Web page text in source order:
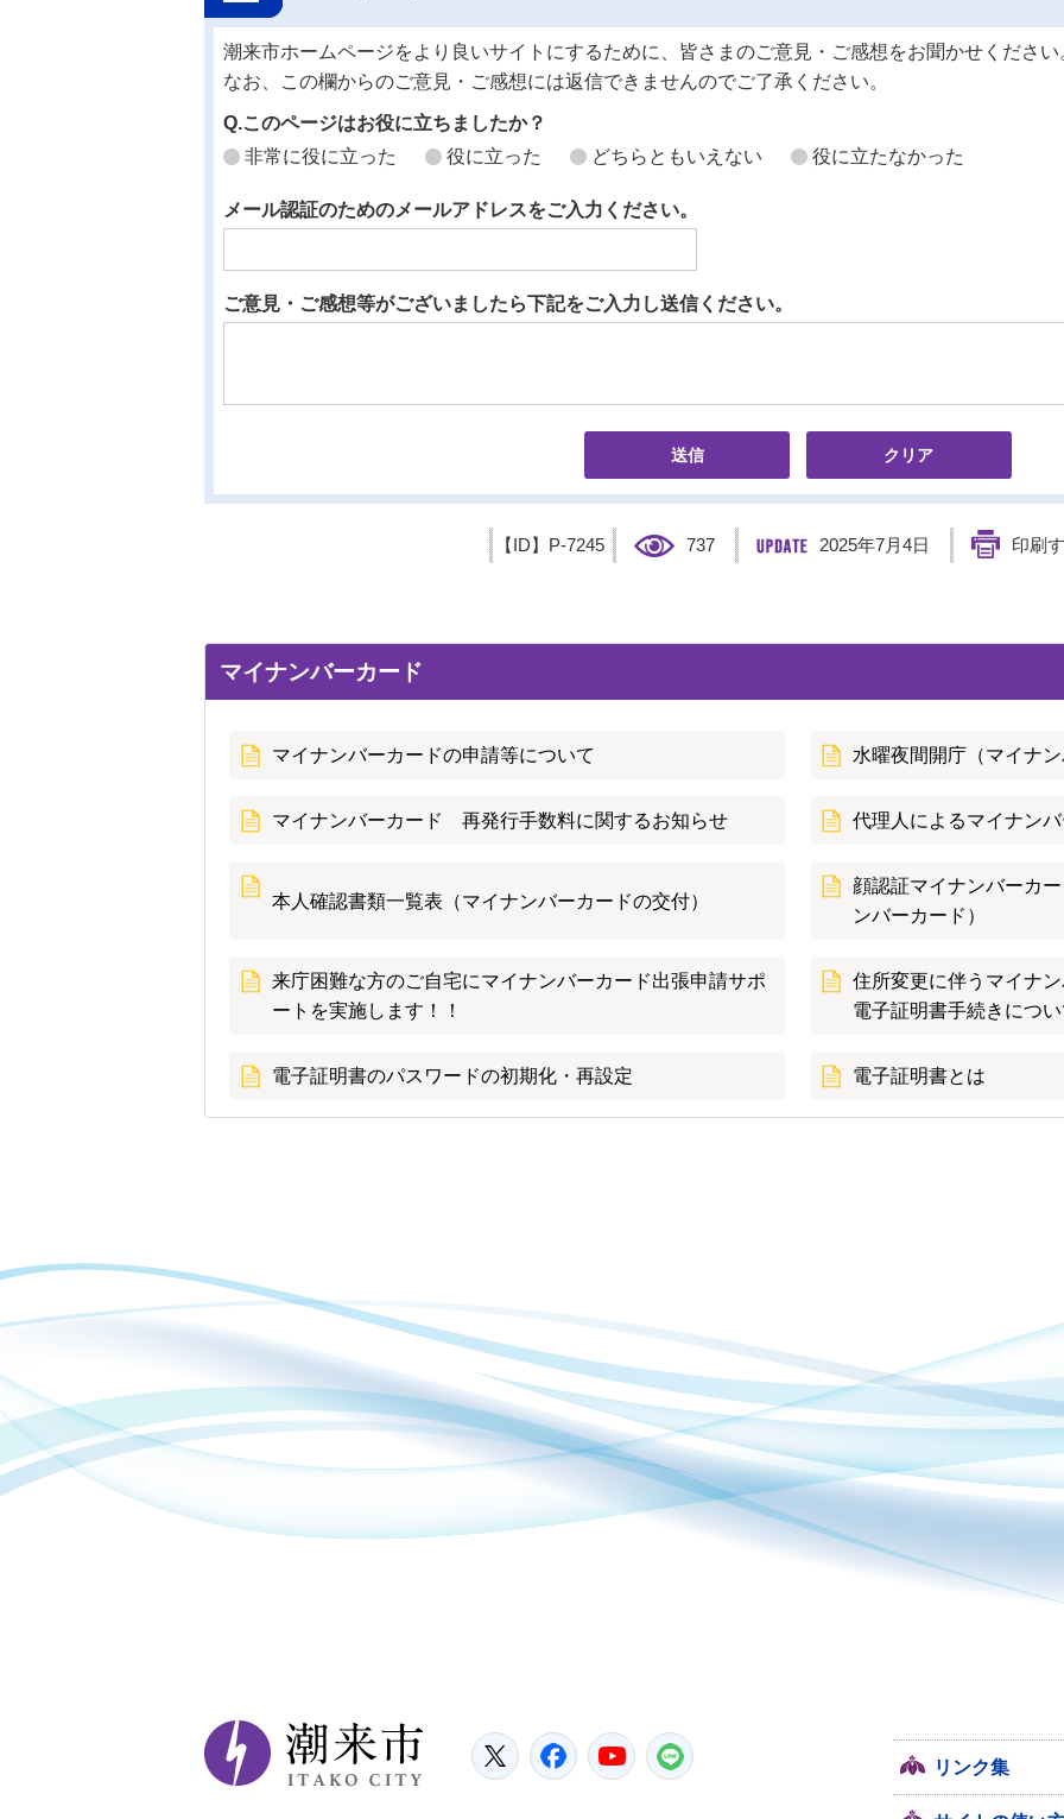
潮来市ホームページをより良いサイトにするために、皆さまのご意見・ご感想をお聞かせください
なお、この欄からのご意見・ご感想には返信できませんのでご了承ください。
Q.このページはお役に立ちましたか？
非常に役に立った
役に立った どちらともいえない 役に立たなかった
メール認証のためのメールアドレスをご入力ください。
ご意見・ご感想等がございましたら下記をご入力し送信ください。
【ID】 P-7245 737 2025年7月4日 印刷
マイナンバーカード
マイナンバーカードの申請等について 水曜夜間開庁（マイナ
マイナンバーカード 再発行手数料に関するお知らせ 代理人によるマイナン
本人確認書類一覧表（マイナンバーカードの交付）
顔認証マイナンバーカ
ンバーカード）
来庁困難な方のご自宅にマイナンバーカード出張申請サポ
ートを実施します！！
住所変更に伴うマイナ
電子証明書手続きにつ
電子証明書のパスワードの初期化・再設定 電子証明書とは
潮来市
Twitter FacebookYouTube
リンク集